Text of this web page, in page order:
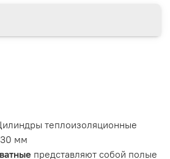
теплоизоляционные
мм
представляют собой полые